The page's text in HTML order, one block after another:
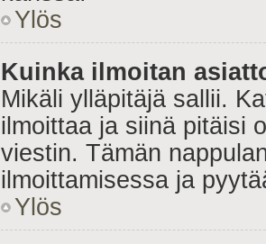
Ylös
Kuinka ilmoitan
Mikäli ylläpitäjä sallii.
ilmoittaa ja siinä pitäisi
viestin. Tämän
ilmoittamisessa ja
Ylös